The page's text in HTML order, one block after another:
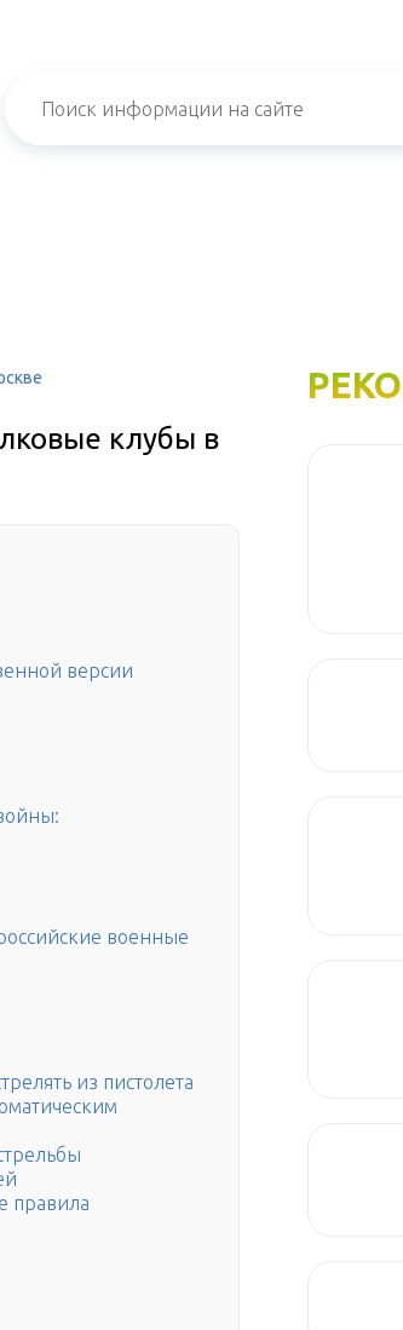
клубы в
версии
военные
из пистолета
правила